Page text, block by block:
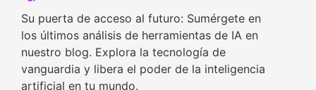
Su puerta de acceso al futuro: Sumérgete en
los últimos análisis de herramientas de IA en
nuestro blog. Explora la tecnología de
vanguardia y libera el poder de la inteligencia
artificial en tu mundo.